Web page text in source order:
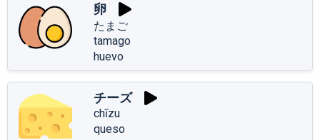
卵
たまご
tamago
huevo
チーズ
chīzu
queso